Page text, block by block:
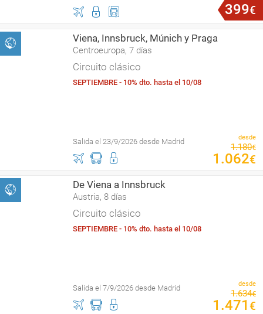
399€
Viena, Innsbruck, Múnich y Praga
Centroeuropa, 7 días
Circuito clásico
SEPTIEMBRE - 10% dto. hasta el 10/08
Salida el 23/9/2026 desde Madrid desde
1.180€
1 .062€
De Viena a Innsbruck
Austria, 8 días
Circuito clásico
SEPTIEMBRE - 10% dto. hasta el 10/08
Salida el 7/9/2026 desde Madrid desde
1.634€
1 .471 €